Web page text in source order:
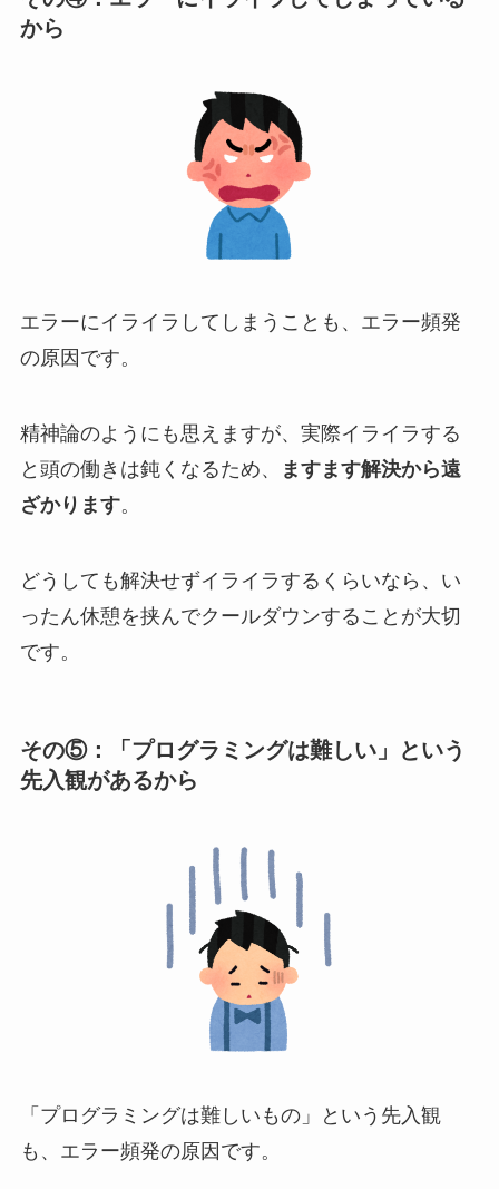
から
エラーにイライラしてしまうことも、エラー頻発
の原因です。
精神論のようにも思えますが、実際イライラする
と頭の働きは鈍くなるため、
ますます解決から遠
ざかります。
どうしても解決せずイライラするくらいなら、い
ったん休憩を挟んでクールダウンすることが大切
です。
その⑤：「プログラミングは難しい」という
先入観があるから
「プログラミングは難しいもの」という先入観
も、エラー頻発の原因です。